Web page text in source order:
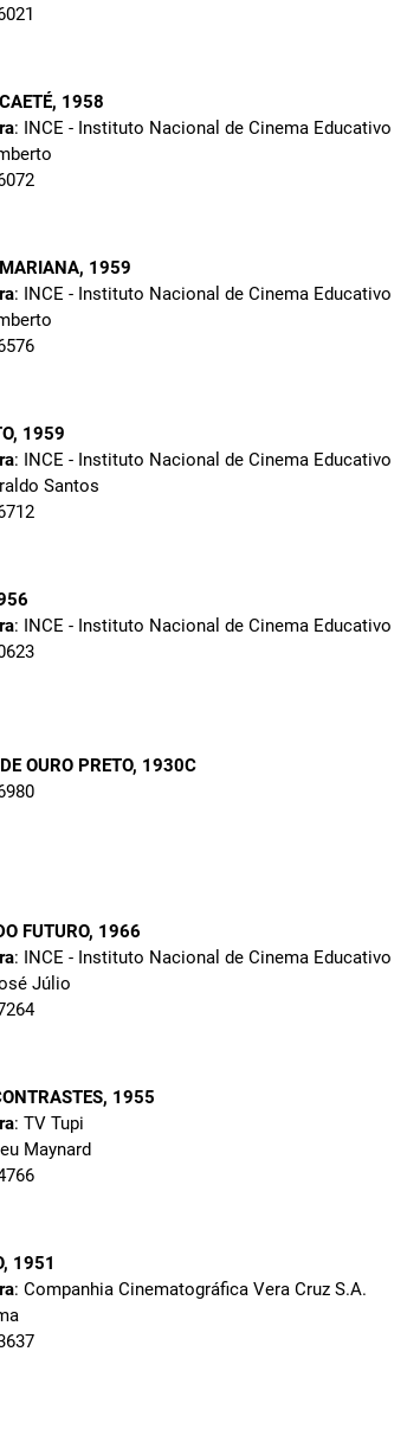
, 1958
: INCE - Instituto Nacional de Cinema Educativo
, 1959
: INCE - Instituto Nacional de Cinema Educativo
, 1959
: INCE - Instituto Nacional de Cinema Educativo
Santos
: INCE - Instituto Nacional de Cinema Educativo
OURO PRETO, 1930C
FUTURO, 1966
: INCE - Instituto Nacional de Cinema Educativo
Júlio
, 1955
: TV Tupi
Maynard
, 1951
: Companhia Cinematográfica Vera Cruz S.A.